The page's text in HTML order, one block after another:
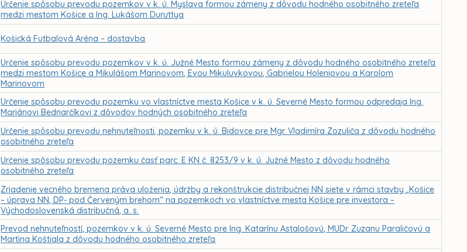
Určenie spôsobu prevodu pozemkov v k. ú. Myslava formou zámeny z dôvodu hodného osobitného zreteľa
medzi mestom Košice a Ing. Lukášom Duruttya
Košická Futbalová Aréna – dostavba
Určenie spôsobu prevodu pozemkov v k. ú. Južné Mesto formou zámeny z dôvodu hodného osobitného zreteľa
medzi mestom Košice a Mikulášom Marinovom, Evou Mikuluvkovou, Gabrielou Holeniovou a Karolom
Marinovom
Určenie spôsobu prevodu pozemku vo vlastníctve mesta Košice v k. ú. Severné Mesto formou odpredaja Ing.
Mariánovi Bednarčíkovi z dôvodov hodných osobitného zreteľa
Určenie spôsobu prevodu nehnuteľnosti, pozemku v k. ú. Bidovce pre Mgr. Vladimíra Zozuliča z dôvodu hodného
osobitného zreteľa
Určenie spôsobu prevodu pozemku časť parc. E KN č. 8253/9 v k. ú. Južné Mesto z dôvodu hodného
osobitného zreteľa
Zriadenie vecného bremena práva uloženia, údržby a rekonštrukcie distribučnej NN siete v rámci stavby „Košice
– úprava NN, DP- pod Červeným brehom“ na pozemkoch vo vlastníctve mesta Košice pre investora –
Východoslovenská distribučná, a. s.
Prevod nehnuteľností, pozemkov v k. ú. Severné Mesto pre Ing. Katarínu Astalošovú, MUDr. Zuzanu Paraličovú a
Martina Koštiala z dôvodu hodného osobitného zreteľa